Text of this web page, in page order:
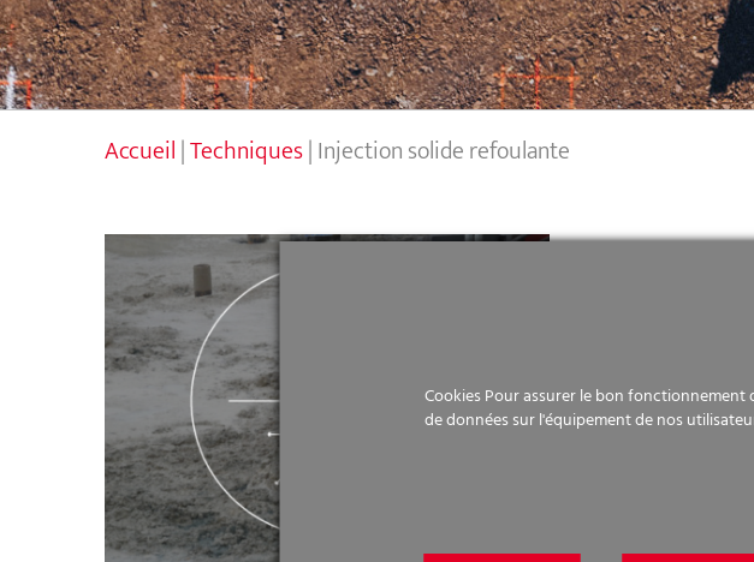
Accueil|Techniques|Injection solide refoulante
Injection solide refoulante
Cookies Pour assurer le bon
de données sur l'équipement de nos